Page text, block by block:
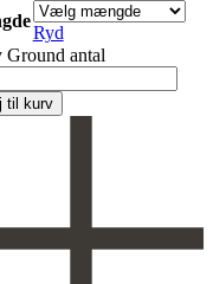
Ryd
Ground antal
til kurv